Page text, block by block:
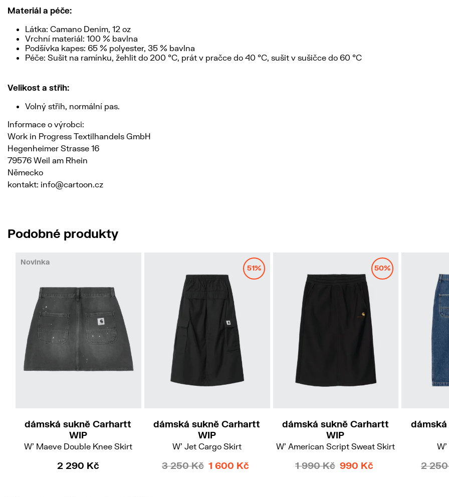
Materiál a péče:
Látka: Camano Denim, 12 oz
Vrchní materiál: 100 % bavlna
Podšívka kapes: 65 % polyester, 35 % bavlna
Péče: Sušit na ramínku, žehlit do 200 °C, prát v pračce do 40 °C, sušit v sušičce do 60 °C
Velikost a střih:
Volný střih, normální pas.
Informace o výrobci:
Work in Progress Textilhandels GmbH
Hegenheimer Strasse 16
79576 Weil am Rhein
Německo
kontakt: info@cartoon.cz
Podobné produkty
Novinka
dámská sukně Carhartt
WIP
W' Maeve Double Knee Skirt
2 290 Kč
51%
dámská sukně Carhartt
WIP
W' Jet Cargo Skirt
3 250 Kč 1 600 Kč
50%
dámská sukně Carhartt
WIP
W' American Script Sweat Skirt
1 990 Kč 990 Kč
W'
2